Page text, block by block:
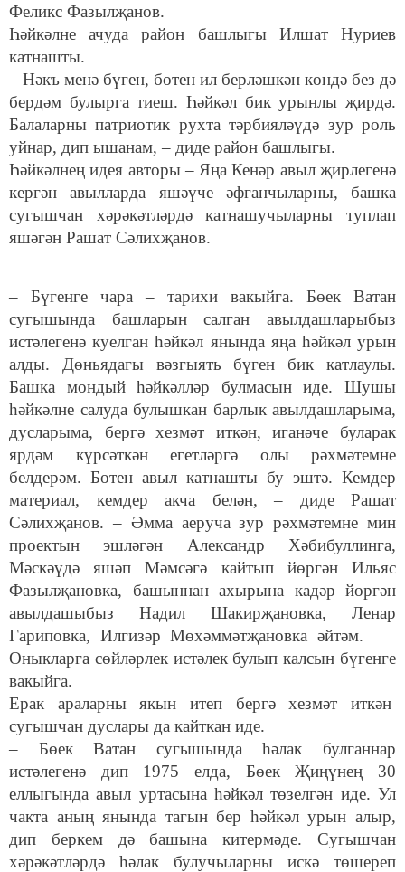
Феликс Фазылҗанов.
Һәйкәлне ачуда район башлыгы Илшат Нуриев
катнашты.
– Нәкъ менә бүген, бөтен ил берләшкән көндә без дә
бердәм булырга тиеш. Һәйкәл бик урынлы җирдә.
Балаларны патриотик рухта тәрбияләүдә зур роль
уйнар, дип ышанам, – диде район башлыгы.
Һәйкәлнең идея авторы – Яңа Кенәр авыл җирлегенә
кергән авылларда яшәүче әфганчыларны, башка
сугышчан хәрәкәтләрдә катнашучыларны туплап
яшәгән Рашат Сәлихҗанов.
– Бүгенге чара – тарихи вакыйга. Бөек Ватан
сугышында башларын салган авылдашларыбыз
истәлегенә куелган һәйкәл янында яңа һәйкәл урын
алды. Дөньядагы вәзгыять бүген бик катлаулы.
Башка мондый һәйкәлләр булмасын иде. Шушы
һәйкәлне салуда булышкан барлык авылдашларыма,
дусларыма, бергә хезмәт иткән, иганәче буларак
ярдәм күрсәткән егетләргә олы рәхмәтемне
белдерәм. Бөтен авыл катнашты бу эштә. Кемдер
материал, кемдер акча белән, – диде Рашат
Сәлихҗанов. – Әмма аеруча зур рәхмәтемне мин
проектын эшләгән Александр Хәбибуллинга,
Мәскәүдә яшәп Мәмсәгә кайтып йөргән Ильяс
Фазылҗановка, башыннан ахырына кадәр йөргән
авылдашыбыз Надил Шакирҗановка, Ленар
Гариповка, Илгизәр Мөхәммәтҗановка әйтәм.
Оныкларга сөйләрлек истәлек булып калсын бүгенге
вакыйга.
Ерак араларны якын итеп бергә хезмәт иткән
сугышчан дуслары да кайткан иде.
– Бөек Ватан сугышында һәлак булганнар
истәлегенә дип 1975 елда, Бөек Җиңүнең 30
еллыгында авыл уртасына һәйкәл төзелгән иде. Ул
чакта аның янында тагын бер һәйкәл урын алыр,
дип беркем дә башына китермәде. Сугышчан
хәрәкәтләрдә һәлак булучыларны искә төшереп